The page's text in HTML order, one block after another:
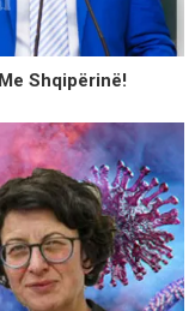
Shqipërinë!